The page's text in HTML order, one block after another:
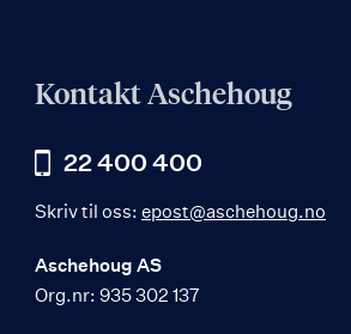
Kontakt Aschehoug
22 400 400
Skriv til oss: epost@aschehoug.no
Aschehoug AS
Org.nr: 935 302 137